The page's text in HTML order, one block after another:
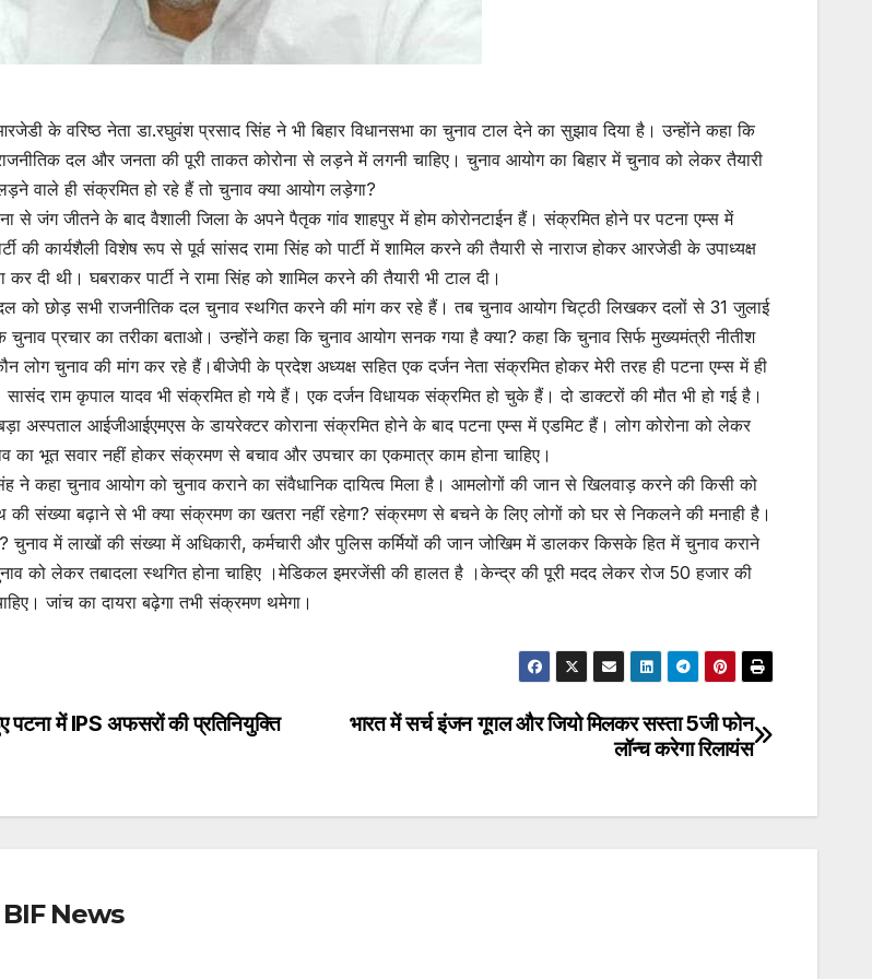
के वरिष्ठ नेता डा.रघुवंश प्रसाद सिंह ने भी बिहार विधानसभा का चुनाव टाल देने का सुझाव दिया है। उन्होंने कहा कि
दल और जनता की पूरी ताकत कोरोना से लड़ने में लगनी चाहिए। चुनाव आयोग का बिहार में चुनाव को लेकर तैयारी
वाले ही संक्रमित हो रहे हैं तो चुनाव क्या आयोग लड़ेगा?
से जंग जीतने के बाद वैशाली जिला के अपने पैतृक गांव शाहपुर में होम कोरोनटाईन हैं। संक्रमित होने पर पटना एम्स में
की कार्यशैली विशेष रूप से पूर्व सांसद रामा सिंह को पार्टी में शामिल करने की तैयारी से नाराज होकर आरजेडी के उपाध्यक्ष
दी थी। घबराकर पार्टी ने रामा सिंह को शामिल करने की तैयारी भी टाल दी।
को छोड़ सभी राजनीतिक दल चुनाव स्थगित करने की मांग कर रहे हैं। तब चुनाव आयोग चिट्ठी लिखकर दलों से 31 जुलाई
चुनाव प्रचार का तरीका बताओ। उन्होंने कहा कि चुनाव आयोग सनक गया है क्या? कहा कि चुनाव सिर्फ मुख्यमंत्री नीतीश
लोग चुनाव की मांग कर रहे हैं।बीजेपी के प्रदेश अध्यक्ष सहित एक दर्जन नेता संक्रमित होकर मेरी तरह ही पटना एम्स में ही
राम कृपाल यादव भी संक्रमित हो गये हैं। एक दर्जन विधायक संक्रमित हो चुके हैं। दो डाक्टरों की मौत भी हो गई है।
अस्पताल आईजीआईएमएस के डायरेक्टर कोराना संक्रमित होने के बाद पटना एम्स में एडमिट हैं। लोग कोरोना को लेकर
भूत सवार नहीं होकर संक्रमण से बचाव और उपचार का एकमात्र काम होना चाहिए।
ने कहा चुनाव आयोग को चुनाव कराने का संवैधानिक दायित्व मिला है। आमलोगों की जान से खिलवाड़ करने की किसी को
की संख्या बढ़ाने से भी क्या संक्रमण का खतरा नहीं रहेगा? संक्रमण से बचने के लिए लोगों को घर से निकलने की मनाही है।
चुनाव में लाखों की संख्या में अधिकारी, कर्मचारी और पुलिस कर्मियों की जान जोखिम में डालकर किसके हित में चुनाव कराने
को लेकर तबादला स्थगित होना चाहिए ।मेडिकल इमरजेंसी की हालत है ।केन्द्र की पूरी मदद लेकर रोज 50 हजार की
जांच का दायरा बढ़ेगा तभी संक्रमण थमेगा।
भारत में सर्च इंजन गूगल और जियो मिलकर सस्ता 5जी फोन
लॉन्च करेगा रिलायंस
पटना में IPS अफसरों की प्रतिनियुक्ति
BIF News